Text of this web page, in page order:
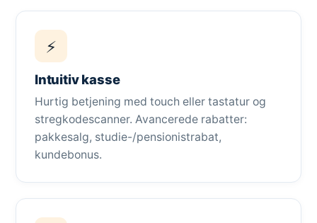
⚡
Intuitiv kasse
Hurtig betjening med touch eller tastatur og
stregkodescanner. Avancerede rabatter:
pakkesalg, studie-/pensionistrabat,
kundebonus.